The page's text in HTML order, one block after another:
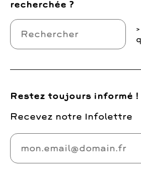
recherchée ?
Restez toujours informé !
Recevez notre Infolettre